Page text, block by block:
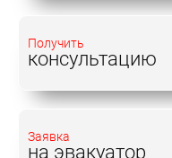
Получить
консультацию
Заявка
на эвакуатор